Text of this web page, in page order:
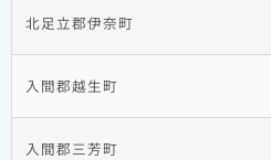
北足立郡伊奈町
入間郡越生町
入間郡三芳町